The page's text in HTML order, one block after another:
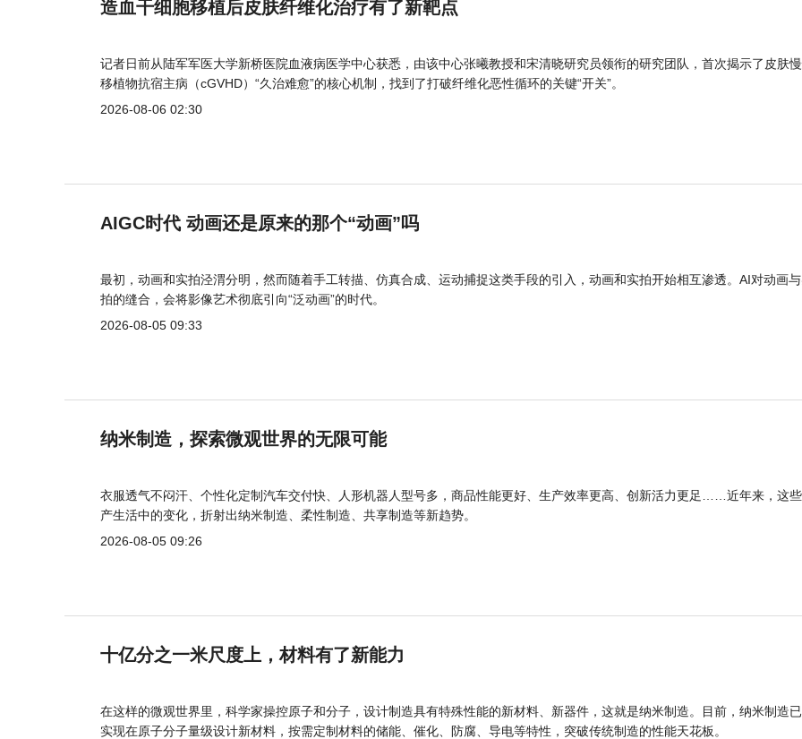
造血干细胞移植后皮肤纤维化治疗有了新靶点
记者日前从陆军军医大学新桥医院血液病医学中心获悉，由该中心张曦教授和宋清晓研究员领衔的研究团队，首次揭示了皮肤
移植物抗宿主病（cGVHD）“久治难愈”的核心机制，找到了打破纤维化恶性循环的关键“开关”。
2026-08-06 02:30
AIGC时代 动画还是原来的那个“动画”吗
最初，动画和实拍泾渭分明，然而随着手工转描、仿真合成、运动捕捉这类手段的引入，动画和实拍开始相互渗透。AI对动画
拍的缝合，会将影像艺术彻底引向“泛动画”的时代。
2026-08-05 09:33
纳米制造，探索微观世界的无限可能
衣服透气不闷汗、个性化定制汽车交付快、人形机器人型号多，商品性能更好、生产效率更高、创新活力更足……近年来，这
产生活中的变化，折射出纳米制造、柔性制造、共享制造等新趋势。
2026-08-05 09:26
十亿分之一米尺度上，材料有了新能力
在这样的微观世界里，科学家操控原子和分子，设计制造具有特殊性能的新材料、新器件，这就是纳米制造。目前，纳米制造
实现在原子分子量级设计新材料，按需定制材料的储能、催化、防腐、导电等特性，突破传统制造的性能天花板。